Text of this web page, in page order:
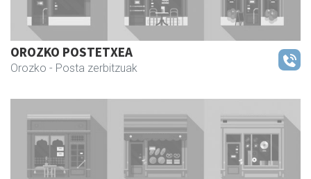
OROZKO POSTETXEA
Orozko - Posta zerbitzuak